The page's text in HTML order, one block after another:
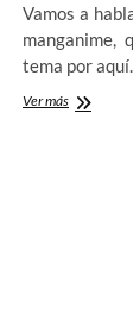
Vamos a
manganime,
tema por
Ver másYamcha